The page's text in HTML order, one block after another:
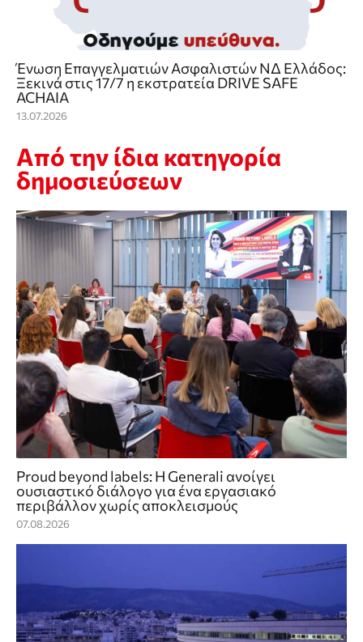
Ένωση Επαγγελματιών Ασφαλιστών ΝΔ Ελλάδος:
Ξεκινά στις 17/7 η εκστρατεία DRIVE SAFE
ACHAIA
13.07.2026
Από την ίδια κατηγορία
δημοσιεύσεων
Proud beyond labels: Η Generali ανοίγει
ουσιαστικό διάλογο για ένα εργασιακό
περιβάλλον χωρίς αποκλεισμούς
07.08.2026